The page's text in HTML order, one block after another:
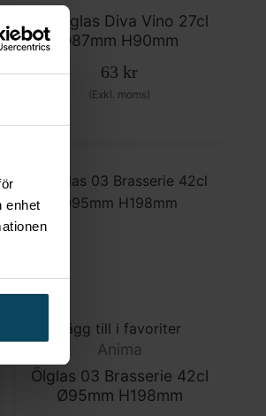
enhet
Drinkglas Diva Vino 27cl
Ø87mm H90mm
63 kr
(Exkl. moms)
Lägg till i favoriter
Anima
Ölglas 03 Brasserie 42cl
Ø95mm H198mm